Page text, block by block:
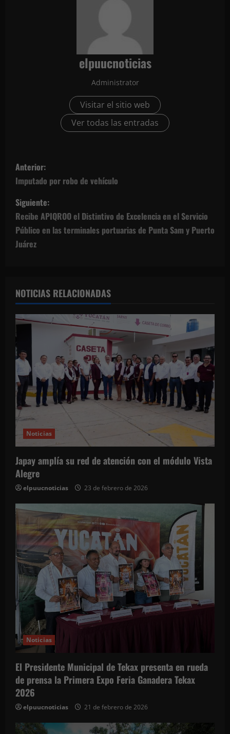
elpuucnoticias
Administrator
Visitar el sitio web
Ver todas las entradas
N
a
v
e
g
c
i
ó
n
d
e
e
n
t
r
a
d
a
s
Anterior:
Imputado por robo de vehículo
Siguiente:
Recibe APIQROO el Distintivo de Excelencia en el Servicio
Público en las terminales portuarias de Punta Sam y Puerto
Juárez
NOTICIAS RELACIONADAS
Noticias
Japay amplía su red de atención con el módulo Vista
Alegre
elpuucnoticias 23 de febrero de 2026
Noticias
El Presidente Municipal de Tekax presenta en rueda
de prensa la Primera Expo Feria Ganadera Tekax
2026
elpuucnoticias 21 de febrero de 2026